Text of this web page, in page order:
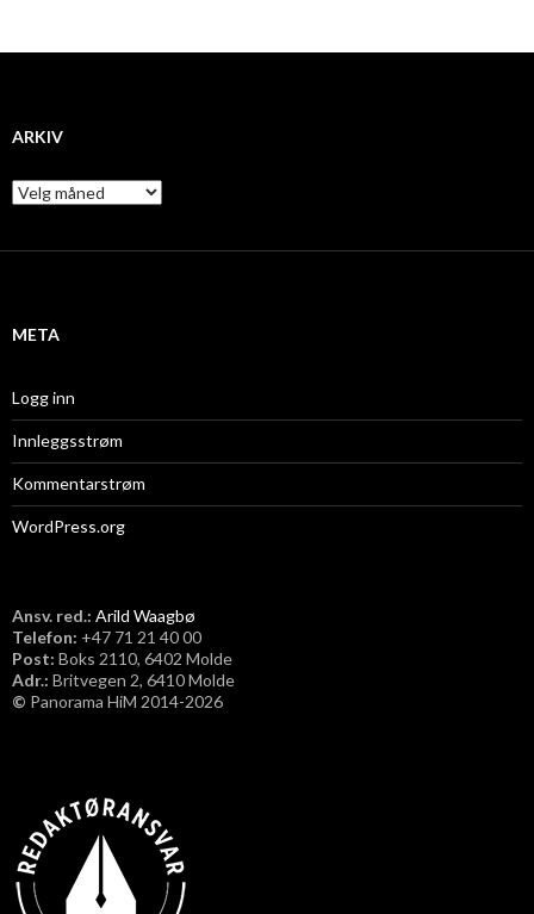
ARKIV
A
r
i
META
Logg inn
Innleggsstrøm
Kommentarstrøm
WordPress.org
Ansv. red.: Arild Waagbø
Telefon: ​+47 71 21 40 00
Post: Boks 2110, 6402 Molde
Adr.: Britvegen 2, 6410 Molde
© Panorama HiM 2014-2026